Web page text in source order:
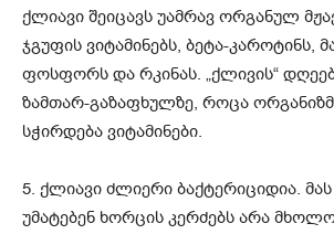
ქლიავი შეიცავს უამრავ ორგანულ
ჯგუფის ვიტამინებს, ბეტა-კაროტინს,
ფოსფორს და რკინას. „ქლივის“
ზამთარ-გაზაფხულზე, როცა
სჭირდება ვიტამინები.
5. ქლიავი ძლიერი ბაქტერიციდია.
უმატებენ ხორცის კერძებს არა